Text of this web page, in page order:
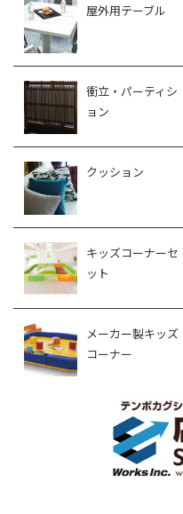
屋外用テーブル
衝立・パーティシ
ョン
クッション
キッズコーナーセ
ット
メーカー製キッズ
コーナー